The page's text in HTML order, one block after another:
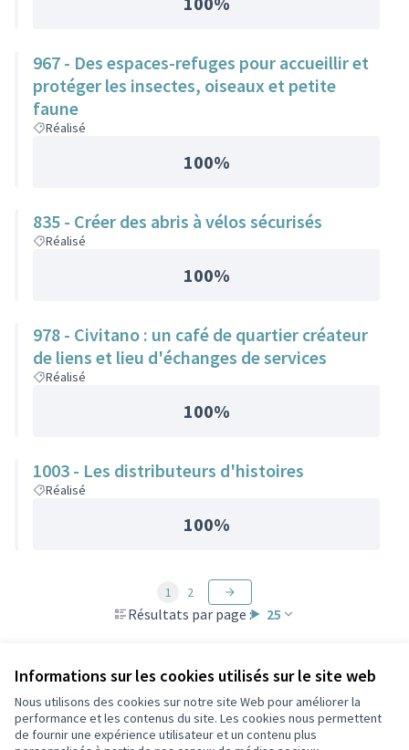
Informations sur les cookies utilisés sur le site web
Nous utilisons des cookies sur notre site Web pour améliorer la
performance et les contenus du site. Les cookies nous permettent
de fournir une expérience utilisateur et un contenu plus
967 - Des espaces-refuges pour accueillir et
protéger les insectes, oiseaux et petite
faune
Réalisé
100%
835 - Créer des abris à vélos sécurisés
Réalisé
100%
978 - Civitano : un café de quartier créateur
de liens et lieu d'échanges de services
Réalisé
100%
1003 - Les distributeurs d'histoires
Réalisé
100%
Résultats par page : 25
1 2
Conditions d'utilisation
Paramètres des cookies
Participez Villeurbanne sur X
Participez Villeurbanne sur Facebook
Participez Villeurbanne sur Instagram
Participez Villeurbanne sur YouTube